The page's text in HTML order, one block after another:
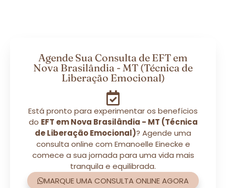
Agende Sua Consulta de EFT em
Nova Brasilândia - MT (Técnica de
Liberação Emocional)
Está pronto para experimentar os benefícios
do EFT em Nova Brasilândia - MT (Técnica
de Liberação Emocional)? Agende uma
consulta online com Emanoelle Einecke e
comece a sua jornada para uma vida mais
tranquila e equilibrada.
MARQUE UMA CONSULTA ONLINE AGORA